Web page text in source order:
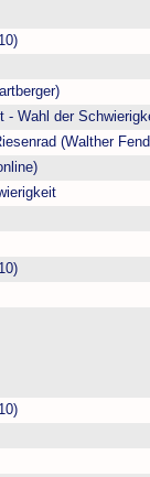
- Wahl der
(Walther